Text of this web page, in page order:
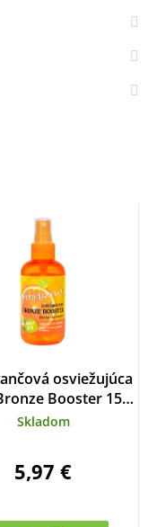
osviežujúca
Booster 150
ml
Skladom
5,97 €